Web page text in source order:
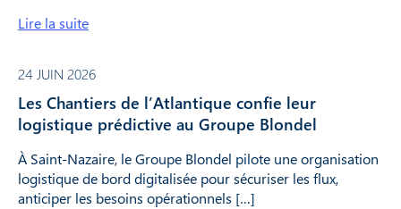
Lire la suite
24 JUIN 2026
Les Chantiers de l’Atlantique confie leur
logistique prédictive au Groupe Blondel
À Saint-Nazaire, le Groupe Blondel pilote une organisation
logistique de bord digitalisée pour sécuriser les flux,
anticiper les besoins opérationnels […]